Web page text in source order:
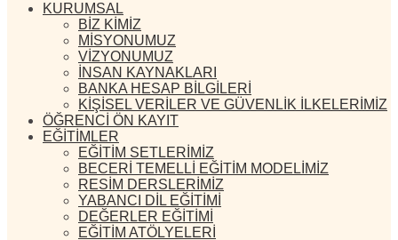
KURUMSAL
BİZ KİMİZ
MİSYONUMUZ
VİZYONUMUZ
İNSAN KAYNAKLARI
BANKA HESAP BİLGİLERİ
KİŞİSEL VERİLER VE GÜVENLİK İLKELERİMİZ
ÖĞRENCİ ÖN KAYIT
EĞİTİMLER
EĞİTİM SETLERİMİZ
BECERİ TEMELLİ EĞİTİM MODELİMİZ
RESİM DERSLERİMİZ
YABANCI DİL EĞİTİMİ
DEĞERLER EĞİTİMİ
EĞİTİM ATÖLYELERİ